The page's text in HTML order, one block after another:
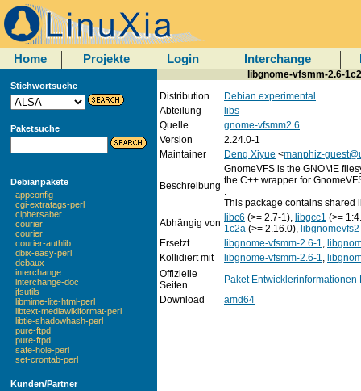
Home Projekte Login Interchange
Stichwortsuche
Paketsuche
Debianpakete
appconfig
cgi-extratags-perl
ciphersaber
courier
courier
courier-authlib
dbix-easy-perl
debaux
interchange
interchange-doc
jfsutils
libmime-lite-html-perl
libtext-mediawikiformat-perl
libtie-shadowhash-perl
pure-ftpd
pure-ftpd
safe-hole-perl
set-crontab-perl
Kunden/Partner
libgnome-vfsmm-2.6-
Distribution
Debian experimental
Abteilung
libs
Quelle
gnome-vfsmm2.6
Version
2.24.0-1
Maintainer
Deng Xiyue <manphiz-
Beschreibung
GnomeVFS is the GNOME
the C++ wrapper for
.
This package contains shared
Abhängig von libc6 (>= 2.7-1), libgcc1 (>=
1c2a (>= 2.16.0),
Ersetzt
libgnome-vfsmm-2.6-1,
Kollidiert mit
libgnome-vfsmm-2.6-1,
Offizielle
Seiten
Paket Entwicklerinformationen
Download
amd64